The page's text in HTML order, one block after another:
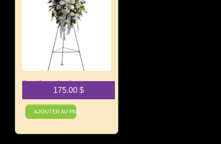
Sentiments de
tranquillité175.00 $
AJOUTER AU PANIER